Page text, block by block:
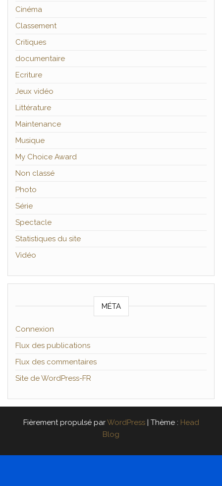
Cinéma
Classement
Critiques
documentaire
Ecriture
Jeux vidéo
Littérature
Maintenance
Musique
My Choice Award
Non classé
Photo
Série
Spectacle
Statistiques du site
Vidéo
MÉTA
Connexion
Flux des publications
Flux des commentaires
Site de WordPress-FR
Fièrement propulsé parWordPress | Thème : Head
Blog